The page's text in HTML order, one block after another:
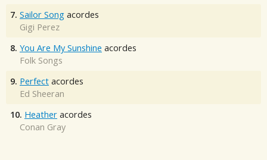
7. Sailor Song acordes
Gigi Perez
8. You Are My Sunshine acordes
Folk Songs
9. Perfect acordes
Ed Sheeran
10. Heather acordes
Conan Gray